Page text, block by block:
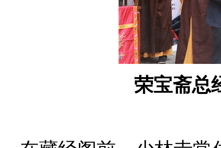
荣宝斋总